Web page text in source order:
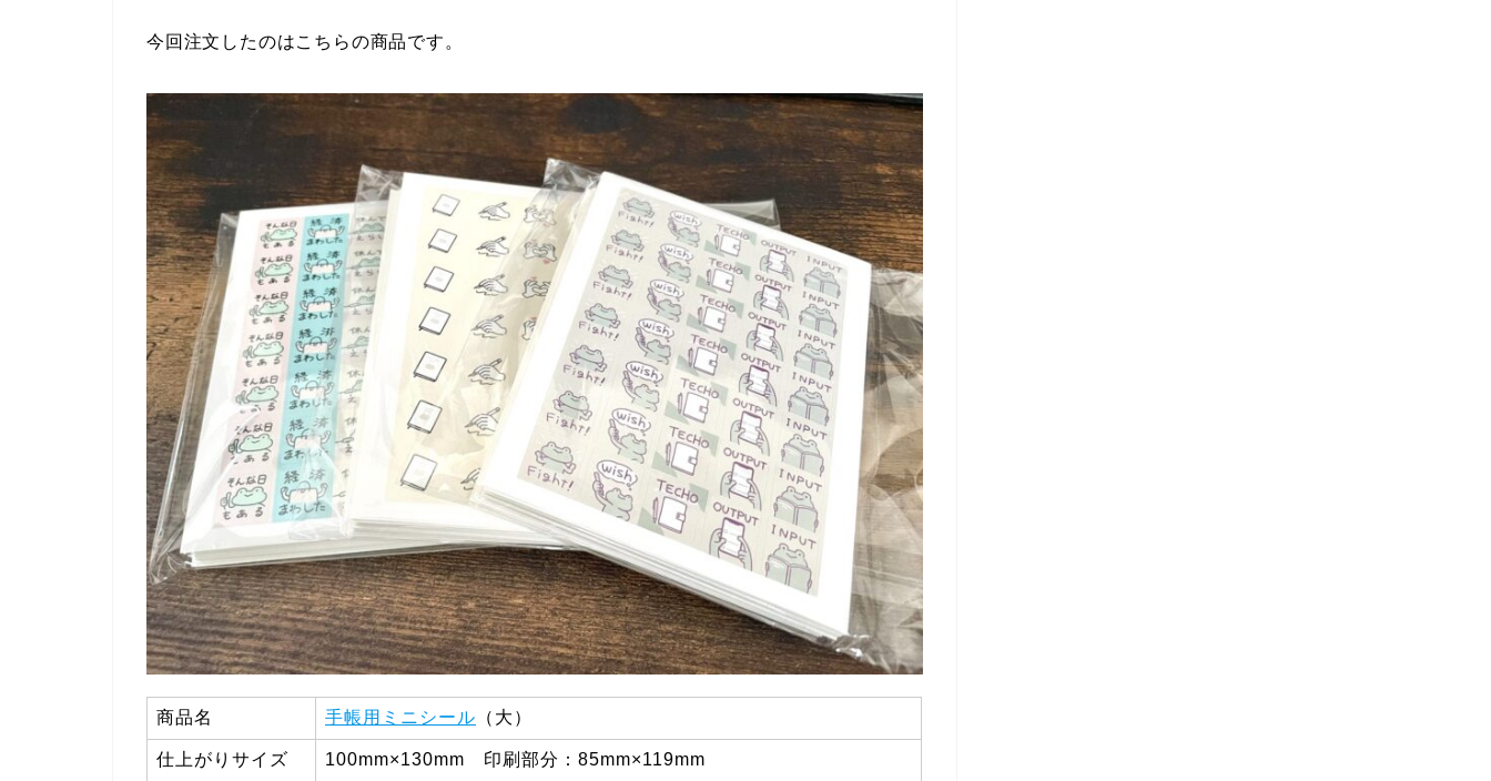
今回注文したのはこちらの商品です。
商品名 手帳用ミニシール （大）
仕上がりサイズ 100mm×130mm 印刷部分：85mm×119mm